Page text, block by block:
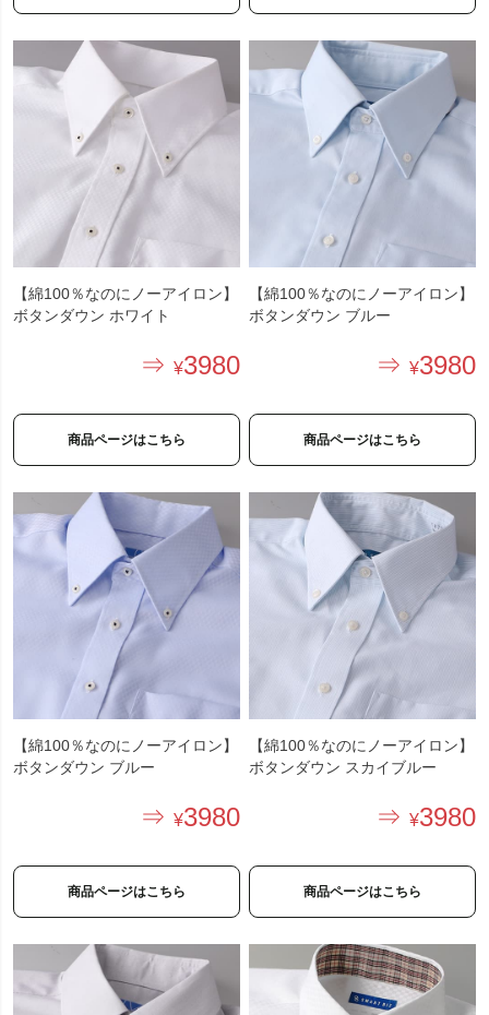
【綿100％なのにノーアイロン】
ボタンダウン ホワイト
3980
商品ページはこちら
【綿100％なのにノーアイロン】
ボタンダウン ブルー
3980
商品ページはこちら
【綿100％なのにノーアイロン】
ボタンダウン ブルー
3980
商品ページはこちら
【綿100％なのにノーアイロン】
ボタンダウン スカイブルー
3980
商品ページはこちら